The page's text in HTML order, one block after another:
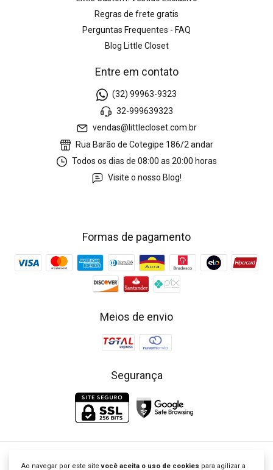
Ao navegar por este sitevocê aceita o uso de cookies para agilizar a
Regras de frete gratis
Perguntas Frequentes - FAQ
Blog Little Closet
Entre em contato
(32) 99963-9323
32-999639323
vendas@littlecloset.com.br
Rua Barão de Cotegipe 186/2 andar
Todos os dias de 08:00 as 20:00 horas
Visite o nosso Blog!
Formas de pagamento
Meios de envio
Segurança
Little Closet - Loja de Roupa Infantil | Vestidos Clássicos Bordados